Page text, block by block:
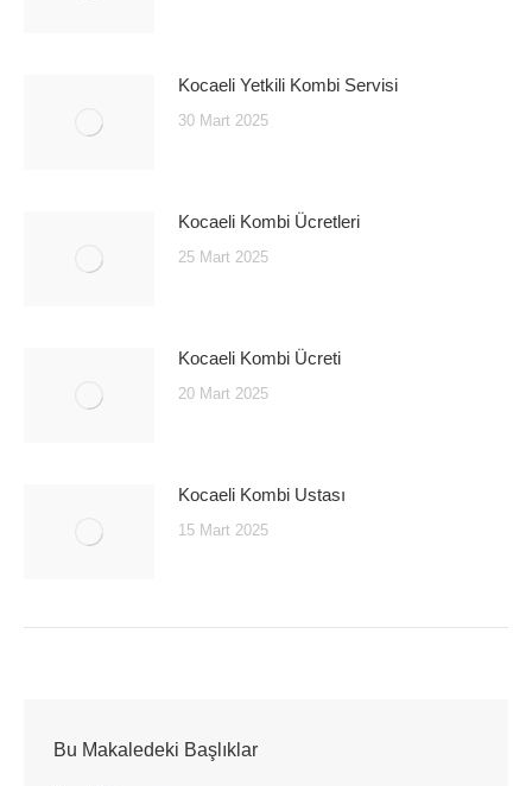
Kocaeli Yetkili Kombi Servisi
30 Mart 2025
Kocaeli Kombi Ücretleri
25 Mart 2025
Kocaeli Kombi Ücreti
20 Mart 2025
Kocaeli Kombi Ustası
15 Mart 2025
Bu Makaledeki Başlıklar